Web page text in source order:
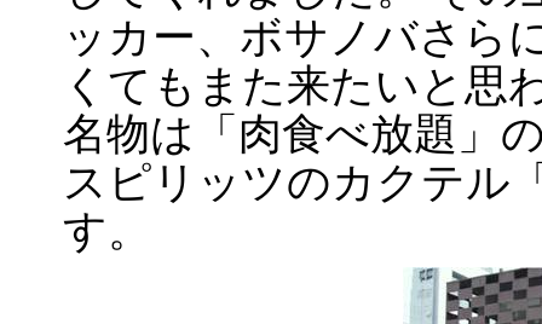
ッカー、ボサノバさら
くてもまた来たいと思
名物は「肉食べ放題」
スピリッツのカクテル
す。